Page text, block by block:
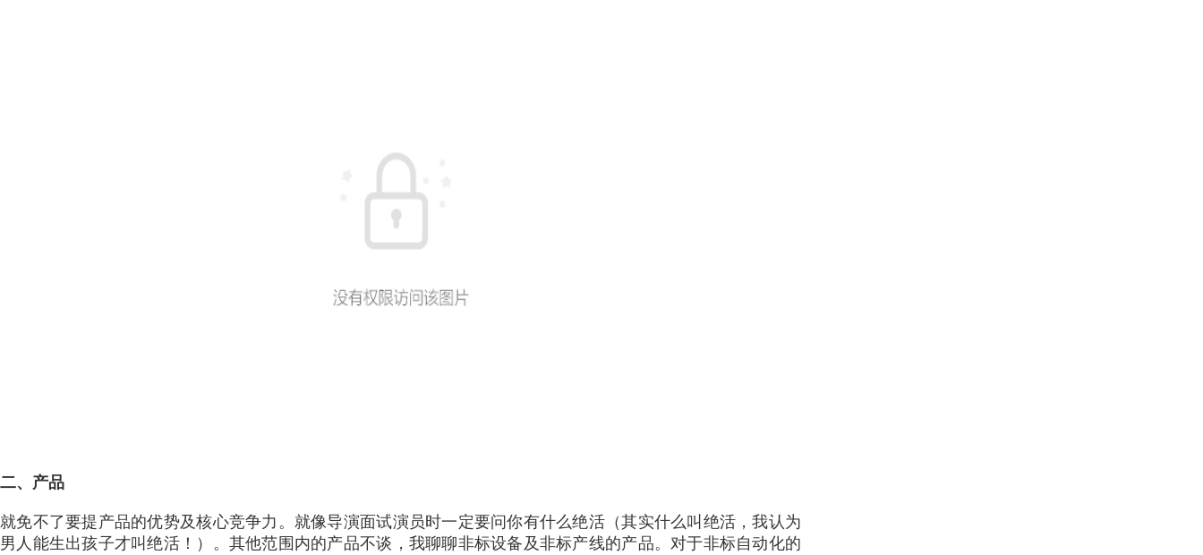
二、产品
就免不了要提产品的优势及核心竞争力。就像导演面试演员时一定要问你有什么绝活（其实什么叫绝活，我认为
男人能生出孩子才叫绝活！）。其他范围内的产品不谈，我聊聊非标设备及非标产线的产品。对于非标自动化的